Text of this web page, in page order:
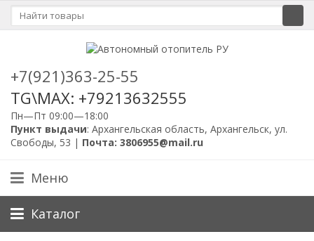
+7(921)363-25-55
TG\MAX: +79213632555
Пн—Пт 09:00—18:00
Пункт выдачи: Архангельская область, Архангельск, ул.
Свободы, 53 | Почта: 3806955@mail.ru
Меню
Каталог